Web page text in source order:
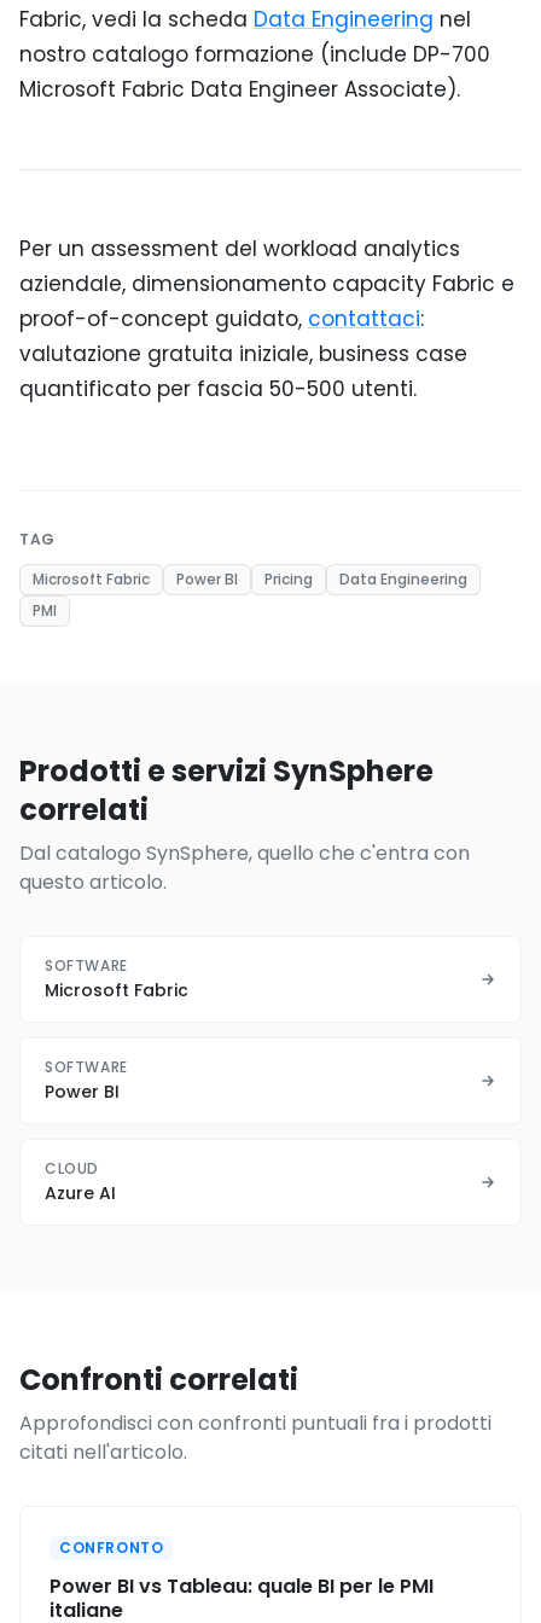
Fabric, vedi la scheda Data Engineering nel
nostro catalogo formazione (include DP-700
Microsoft Fabric Data Engineer Associate).
Per un assessment del workload analytics
aziendale, dimensionamento capacity Fabric e
proof-of-concept guidato, contattaci:
valutazione gratuita iniziale, business case
quantificato per fascia 50-500 utenti.
TAG
Microsoft Fabric
Power BI Pricing
Data Engineering
PMI
Prodotti e servizi SynSphere
correlati
Dal catalogo SynSphere, quello che c'entra con
questo articolo.
SOFTWARE
Microsoft Fabric
SOFTWARE
Power BI
CLOUD
Azure AI
Confronti correlati
Approfondisci con confronti puntuali fra i prodotti
citati nell'articolo.
CONFRONTO
Power BI vs Tableau: quale BI per le PMI
italiane